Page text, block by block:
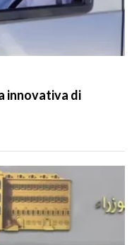
innovativa di